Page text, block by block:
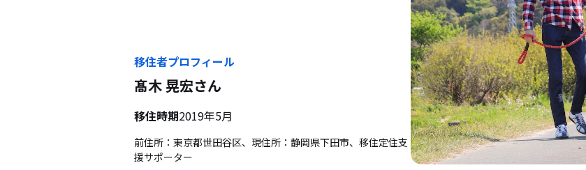
移住者プロフィール
髙木 晃宏さん
移住時期2019年5月
前住所：東京都世田谷区、現住所：静岡県下田市、移住定住支
援サポーター